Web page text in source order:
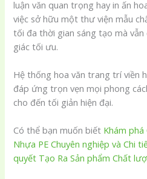
luận văn quan trọng hay in ấn
việc sở hữu một thư viện mẫu
tối đa thời gian sáng tạo mà
giác tối ưu.
Hệ thống hoa văn trang trí viền
đáp ứng trọn vẹn mọi phong
cho đến tối giản hiện đại.
Có thể bạn muốn biết Khám
Nhựa PE Chuyên nghiệp và Chi
quyết Tạo Ra Sản phẩm Chất